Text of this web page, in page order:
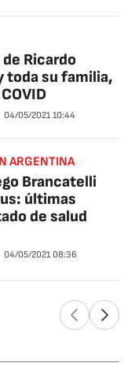
Ricardo
toda su familia,
04/05/2021 10:44
ARGENTINA
Brancatelli
últimas
de salud
04/05/2021 08:36